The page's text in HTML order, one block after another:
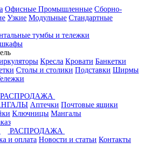
Офисные Промышленные Сборно-
Узкие Модульные Стандартные
тумбы и тележки
шкафы
Кресла Кровати Банкетки
Столы и столики Подставки Ширмы
РАСПРОДАЖА
Аптечки Почтовые ящики
Ключницы Мангалы
РАСПРОДАЖА
и оплата Новости и статьи Контакты